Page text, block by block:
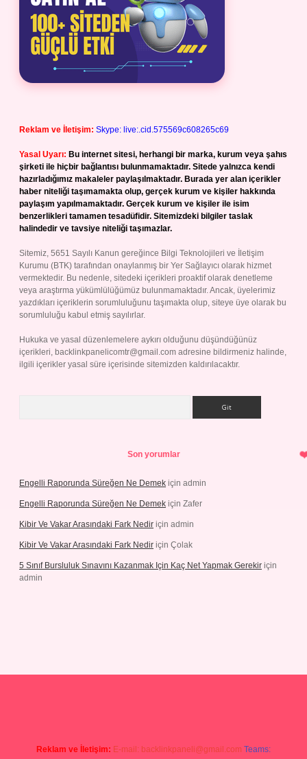
Reklam ve İletişim: Skype: live:.cid.575569c608265c69
Yasal Uyarı: Bu internet sitesi, herhangi bir marka, kurum veya şahıs
şirketi ile hiçbir bağlantısı bulunmamaktadır. Sitede yalnızca kendi
hazırladığımız makaleler paylaşılmaktadır. Burada yer alan içerikler
haber niteliği taşımamakta olup, gerçek kurum ve kişiler hakkında
paylaşım yapılmamaktadır. Gerçek kurum ve kişiler ile isim
benzerlikleri tamamen tesadüfidir. Sitemizdeki bilgiler taslak
halindedir ve tavsiye niteliği taşımazlar.
Sitemiz, 5651 Sayılı Kanun gereğince Bilgi Teknolojileri ve İletişim
Kurumu (BTK) tarafından onaylanmış bir Yer Sağlayıcı olarak hizmet
vermektedir. Bu nedenle, sitedeki içerikleri proaktif olarak denetleme
veya araştırma yükümlülüğümüz bulunmamaktadır. Ancak, üyelerimiz
yazdıkları içeriklerin sorumluluğunu taşımakta olup, siteye üye olarak bu
sorumluluğu kabul etmiş sayılırlar.
Hukuka ve yasal düzenlemelere aykırı olduğunu düşündüğünüz
içerikleri, backlinkpanelicomtr@gmail.com adresine bildirmeniz halinde,
ilgili içerikler yasal süre içerisinde sitemizden kaldırılacaktır.
Son yorumlar
Engelli Raporunda Süreğen Ne Demek için admin
Engelli Raporunda Süreğen Ne Demek için Zafer
Kibir Ve Vakar Arasındaki Fark Nedir için admin
Kibir Ve Vakar Arasındaki Fark Nedir için Çolak
5 Sınıf Bursluluk Sınavını Kazanmak Için Kaç Net Yapmak Gerekir için
admin
Reklam ve İletişim: E-mail: backlinkpaneli@gmail.com Teams: